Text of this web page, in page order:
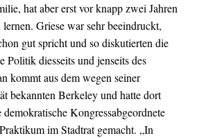
hat aber erst vor knapp zwei Jahren
Griese war sehr beeindruckt,
gut spricht und so diskutierten die
Politik diesseits und jenseits des
kommt aus dem wegen seiner
bekannten Berkeley und hatte dort
Kongressabgeordnete
im Stadtrat gemacht. „In